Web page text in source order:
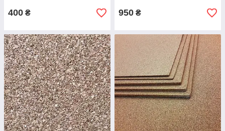
400 ₴ 950 ₴